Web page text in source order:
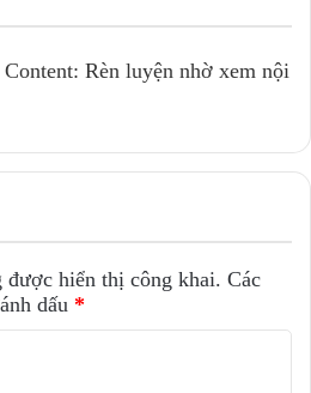
Rèn luyện nhờ xem nội
được hiển thị công khai. Các
dấu *